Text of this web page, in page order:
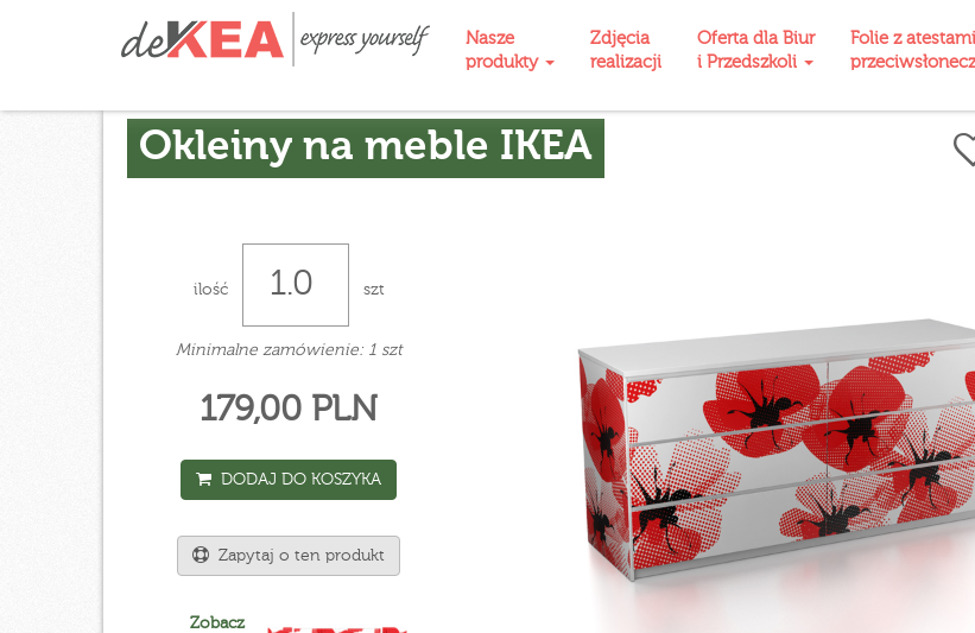
Nasze
produkty
Zdjęcia
realizacji
Oferta dla Biur
i Przedszkoli
Folie z atestami
Okleiny na meble IKEA
ilość szt
Minimalne zamówienie: 1 szt
179,00 PLN
DODAJ DO KOSZYKA
Zapytaj o ten produkt
Zobacz